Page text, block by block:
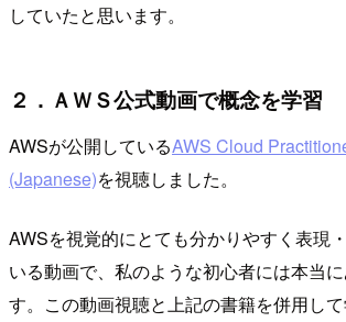
していたと思います。
２．ＡＷＳ公式動画で概念を学習
AWSが公開しているAWS Cloud
(Japanese)を視聴しました。
AWSを視覚的にとても分かりやすく表現
いる動画で、私のような初心者には本当
す。この動画視聴と上記の書籍を併用し